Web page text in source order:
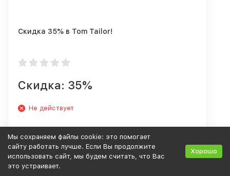
Скидка 35% в Tom Tailor!
Скидка: 35%
Не действует
Мы сохраняем файлы cookie: это помогает
сайту работать лучше. Если Вы продолжите
использовать сайт, мы будем считать, что Вас
это устраивает.
Хорошо